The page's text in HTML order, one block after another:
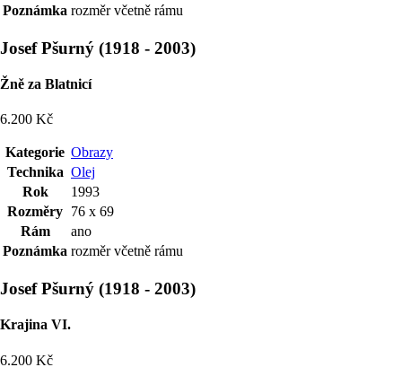
Poznámka rozměr včetně rámu
Josef Pšurný (1918 - 2003)
Žně za Blatnicí
6.200 Kč
Kategorie Obrazy
Technika Olej
Rok
1993
Rozměry 76 x 69
Rám
ano
Poznámka rozměr včetně rámu
Josef Pšurný (1918 - 2003)
Krajina VI.
6.200 Kč